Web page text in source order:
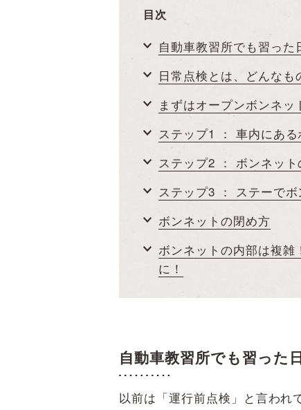
目次
自動車教習所でも習っ
日常点検とは、どんなも
まずはオープンボンネッ
ステップ1 ： 車内にあ
ステップ2 ： ボンネッ
ステップ3 ： ステーで
ボンネットの閉め方
ボンネットの内部は複
に！
自動車教習所でも習った
以前は「運行前点検」と言われ